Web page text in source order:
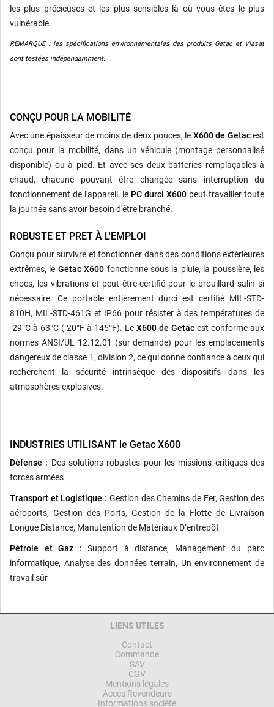
les plus précieuses et les plus sensibles là où vous êtes le plus
vulnérable.
REMARQUE : les spécifications environnementales des produits Getac et Viasat
sont testées indépendamment.
CONÇU POUR LA MOBILITÉ
Avec une épaisseur de moins de deux pouces, le X600 de Getacest
conçu pour la mobilité, dans un véhicule (montage personnalisé
disponible) ou à pied. Et avec ses deux batteries remplaçables à
chaud, chacune pouvant être changée sans interruption du
fonctionnement de l'appareil, le PC durci X600 peut travailler toute
la journée sans avoir besoin d'être branché.
ROBUSTE ET PRÊT À L'EMPLOI
Conçu pour survivre et fonctionner dans des conditions extérieures
extrêmes, le Getac X600 fonctionne sous la pluie, la poussière, les
chocs, les vibrations et peut être certifié pour le brouillard salin si
nécessaire. Ce portable entièrement durci est certifié MIL-STD-
810H, MIL-STD-461G et IP66 pour résister à des températures de
-29°C à 63°C (-20°F à 145°F). Le X600 de Getac est conforme aux
normes ANSI/UL 12.12.01 (sur demande) pour les emplacements
dangereux de classe 1, division 2, ce qui donne confiance à ceux qui
recherchent la sécurité intrinsèque des dispositifs dans les
atmosphères explosives.
INDUSTRIES UTILISANT le Getac X600
Défense : Des solutions robustes pour les missions critiques des
forces armées
Transport et Logistique : Gestion des Chemins de Fer, Gestion des
aéroports, Gestion des Ports, Gestion de la Flotte de Livraison
Longue Distance, Manutention de Matériaux D’entrepôt
Pétrole et Gaz :Support à distance, Management du parc
informatique, Analyse des données terrain, Un environnement de
travail sûr
LIENS UTILES
Contact
Commande
SAV
CGV
Mentions légales
Accès Revendeurs
Informations société